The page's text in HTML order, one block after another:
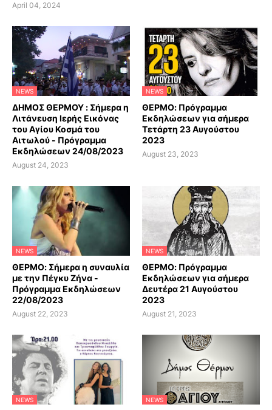
April 04, 2024
NEWS
ΔΗΜΟΣ ΘΕΡΜΟΥ : Σήμερα η
Λιτάνευση Ιερής Εικόνας
του Αγίου Κοσμά του
Αιτωλού - Πρόγραμμα
Εκδηλώσεων 24/08/2023
August 24, 2023
NEWS
ΘΕΡΜΟ: Πρόγραμμα
Εκδηλώσεων για σήμερα
Τετάρτη 23 Αυγούστου
2023
August 23, 2023
NEWS
ΘΕΡΜΟ: Σήμερα η συναυλία
με την Πέγκυ Ζήνα -
Πρόγραμμα Εκδηλώσεων
22/08/2023
August 22, 2023
NEWS
ΘΕΡΜΟ: Πρόγραμμα
Εκδηλώσεων για σήμερα
Δευτέρα 21 Αυγούστου
2023
August 21, 2023
NEWS NEWS